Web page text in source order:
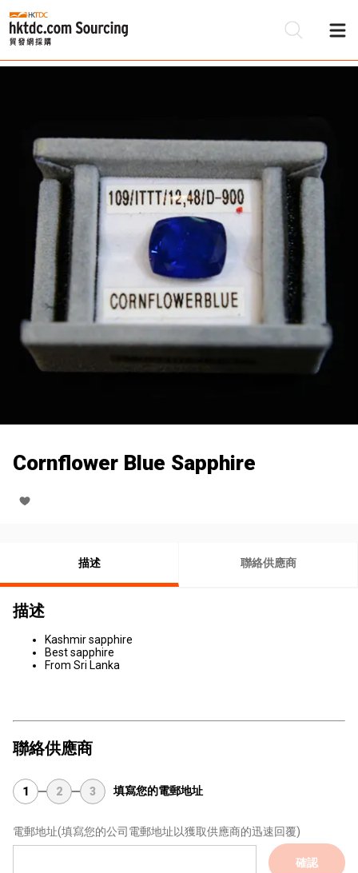
Cornflower Blue Sapphire
描述 聯絡供應商
描述
Kashmir sapphire
Best sapphire
From Sri Lanka
聯絡供應商
1 2 3 填寫您的電郵地址
電郵地址(填寫您的公司電郵地址以獲取供應商的迅速回覆)
確認